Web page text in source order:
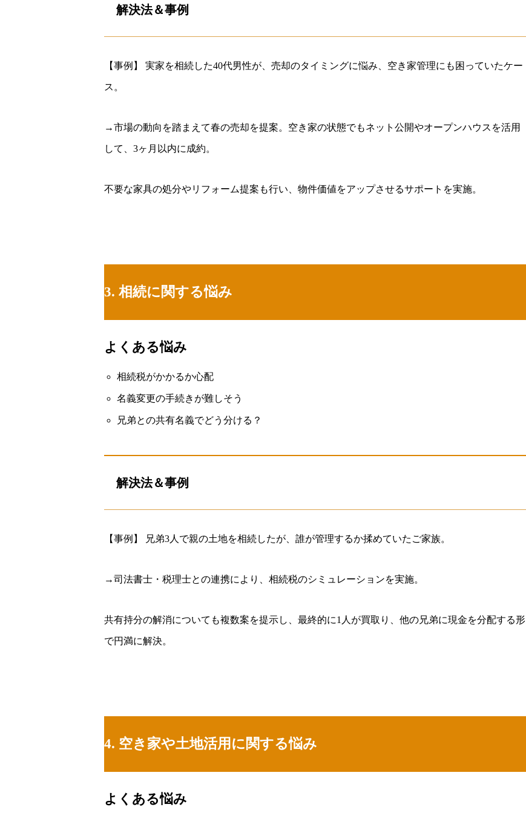
解決法＆事例
【事例】 実家を相続した40代男性が、売却のタイミングに悩み、空き家管理にも困っていたケー
ス。
→市場の動向を踏まえて春の売却を提案。空き家の状態でもネット公開やオープンハウスを活用
して、3ヶ月以内に成約。
不要な家具の処分やリフォーム提案も行い、物件価値をアップさせるサポートを実施。
3. 相続に関する悩み
よくある悩み
相続税がかかるか心配
名義変更の手続きが難しそう
兄弟との共有名義でどう分ける？
解決法＆事例
【事例】 兄弟3人で親の土地を相続したが、誰が管理するか揉めていたご家族。
→司法書士・税理士との連携により、相続税のシミュレーションを実施。
共有持分の解消についても複数案を提示し、最終的に1人が買取り、他の兄弟に現金を分配する形
で円満に解決。
4. 空き家や土地活用に関する悩み
よくある悩み